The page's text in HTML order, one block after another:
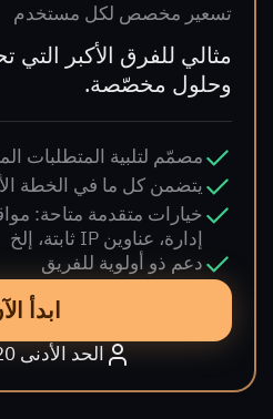
تسعير مخصص لكل مستخدم
مثالي للفرق الأكبر التي
وحلول مخصّصة.
مصمّم لتلبية المتطلبات
يتضمن كل ما في الخطة
خيارات متقدمة متاحة:
إدارة، عناوين IP ثابتة، إلخ
دعم ذو أولوية للفريق
ابدأ
الحد الأدنى 20 مستخدمًا